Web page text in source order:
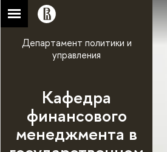
Департамент политики и
управления
Кафедра
финансового
менеджмента в